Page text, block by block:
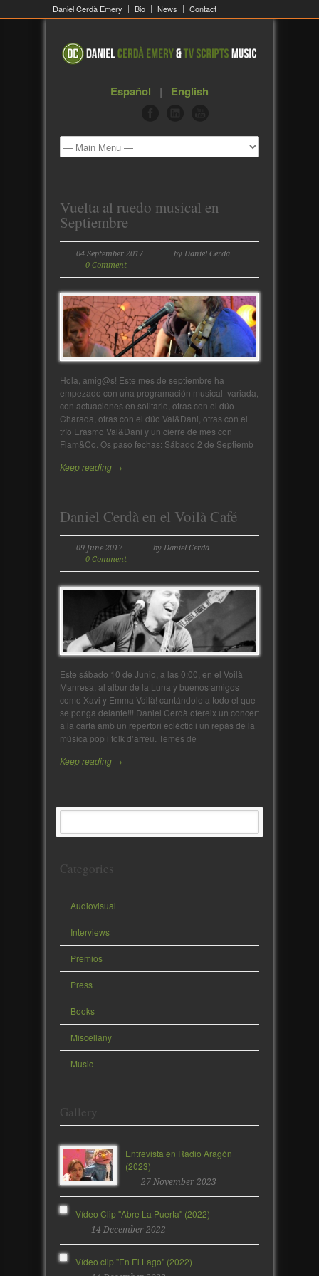
Daniel Cerdà Emery Bio News Contact
Español | English
Vuelta al ruedo musical en
Septiembre
04 September 2017
by Daniel Cerdà
0 Comment
Hola, amig@s! Este mes de septiembre ha
empezado con una programación musical variada,
con actuaciones en solitario, otras con el dúo
Charada, otras con el dúo Val&Dani, otras con el
trío Erasmo Val&Dani y un cierre de mes con
Flam&Co. Os paso fechas: Sábado 2 de Septiemb
Keep reading →
Daniel Cerdà en el Voilà Café
09 June 2017
by Daniel Cerdà
0 Comment
Este sábado 10 de Junio, a las 0:00, en el Voilà
Manresa, al albur de la Luna y buenos amigos
como Xavi y Emma Voilà! cantándole a todo el que
se ponga delante!!! Daniel Cerdà ofereix un concert
a la carta amb un repertori eclèctic i un repàs de la
música pop i folk d’arreu. Temes de
Keep reading →
Categories
Audiovisual
Interviews
Premios
Press
Books
Miscellany
Music
Gallery
Entrevista en Radio Aragón
(2023)
27 November 2023
Vídeo Clip "Abre La Puerta" (2022)
14 December 2022
Vídeo clip "En El Lago" (2022)